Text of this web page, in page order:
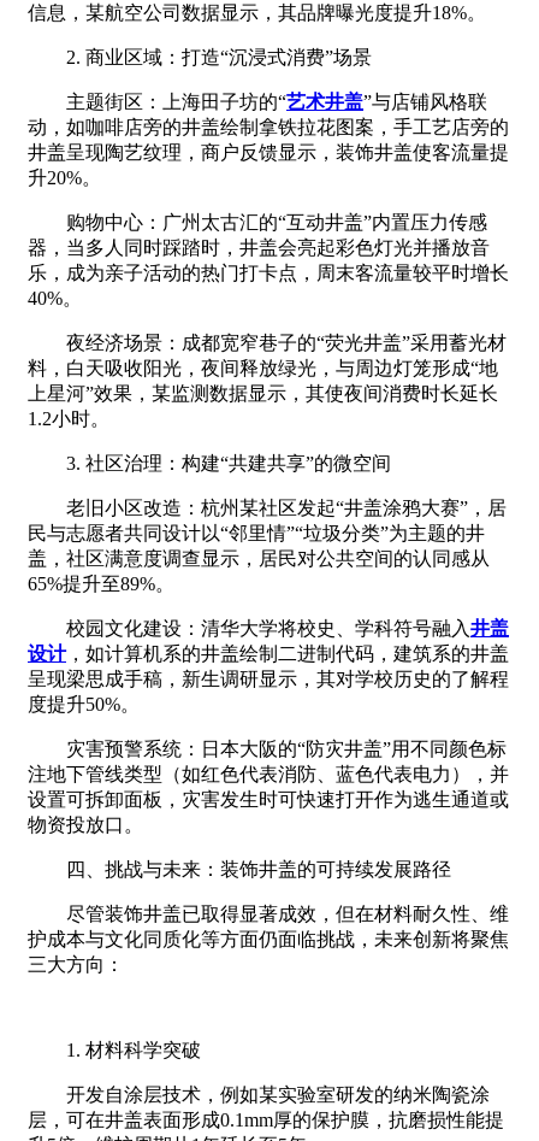
信息，某航空公司数据显示，其品牌曝光度提升18%。
2. 商业区域：打造“沉浸式消费”场景
主题街区：上海田子坊的“艺术井盖”与店铺风格联
动，如咖啡店旁的井盖绘制拿铁拉花图案，手工艺店旁的
井盖呈现陶艺纹理，商户反馈显示，装饰井盖使客流量提
升20%。
购物中心：广州太古汇的“互动井盖”内置压力传感
器，当多人同时踩踏时，井盖会亮起彩色灯光并播放音
乐，成为亲子活动的热门打卡点，周末客流量较平时增长
40%。
夜经济场景：成都宽窄巷子的“荧光井盖”采用蓄光材
料，白天吸收阳光，夜间释放绿光，与周边灯笼形成“地
上星河”效果，某监测数据显示，其使夜间消费时长延长
1.2小时。
3. 社区治理：构建“共建共享”的微空间
老旧小区改造：杭州某社区发起“井盖涂鸦大赛”，居
民与志愿者共同设计以“邻里情”“垃圾分类”为主题的井
盖，社区满意度调查显示，居民对公共空间的认同感从
65%提升至89%。
校园文化建设：清华大学将校史、学科符号融入井盖
设计，如计算机系的井盖绘制二进制代码，建筑系的井盖
呈现梁思成手稿，新生调研显示，其对学校历史的了解程
度提升50%。
灾害预警系统：日本大阪的“防灾井盖”用不同颜色标
注地下管线类型（如红色代表消防、蓝色代表电力），并
设置可拆卸面板，灾害发生时可快速打开作为逃生通道或
物资投放口。
四、挑战与未来：装饰井盖的可持续发展路径
尽管装饰井盖已取得显著成效，但在材料耐久性、维
护成本与文化同质化等方面仍面临挑战，未来创新将聚焦
三大方向：
1. 材料科学突破
开发自涂层技术，例如某实验室研发的纳米陶瓷涂
层，可在井盖表面形成0.1mm厚的保护膜，抗磨损性能提